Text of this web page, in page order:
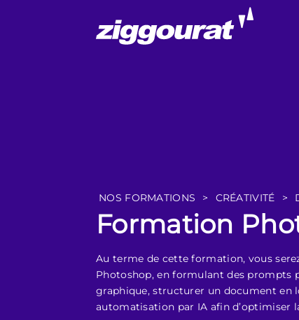
NOS FORMATIONS > CRÉATIVITÉ >
Formation
Au terme de cette formation, vous
Photoshop, en formulant des prompts
graphique, structurer un document en
automatisation par IA afin d’optimiser